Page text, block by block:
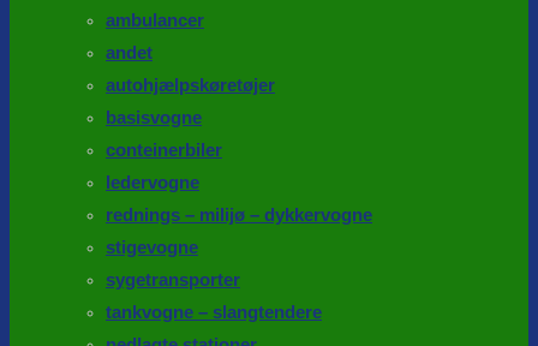
ambulancer
andet
autohjælpskøretøjer
basisvogne
conteinerbiler
ledervogne
rednings – milijø – dykkervogne
stigevogne
sygetransporter
tankvogne – slangtendere